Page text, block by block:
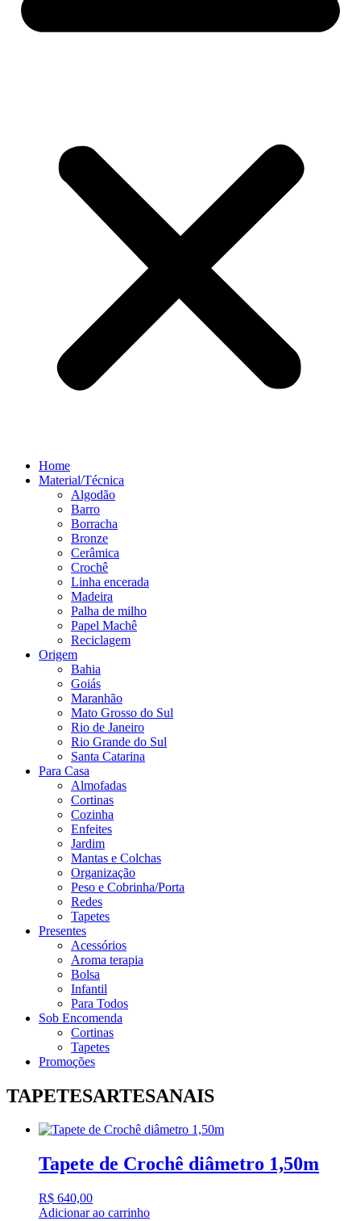
Home
Material/Técnica
Algodão
Barro
Borracha
Bronze
Cerâmica
Crochê
Linha encerada
Madeira
Palha de milho
Papel Machê
Reciclagem
Origem
Bahia
Goiás
Maranhão
Mato Grosso do Sul
Rio de Janeiro
Rio Grande do Sul
Santa Catarina
Para Casa
Almofadas
Cortinas
Cozinha
Enfeites
Jardim
Mantas e Colchas
Organização
Peso e Cobrinha/Porta
Redes
Tapetes
Presentes
Acessórios
Aroma terapia
Bolsa
Infantil
Para Todos
Sob Encomenda
Cortinas
Tapetes
Promoções
TAPETESARTESANAIS
Tapete de Crochê diâmetro 1,50m
R$ 640,00
Adicionar ao carrinho